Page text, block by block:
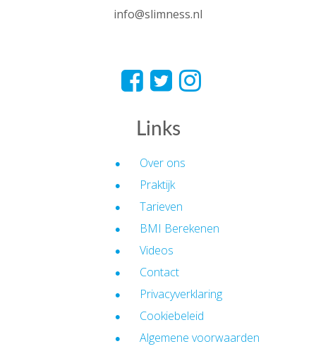
info@slimness.nl
Links
Over ons
Praktijk
Tarieven
BMI Berekenen
Videos
Contact
Privacyverklaring
Cookiebeleid
Algemene voorwaarden